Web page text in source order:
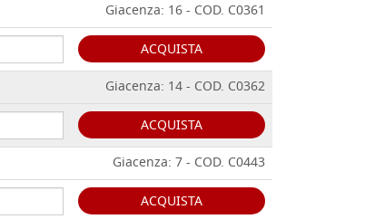
Giacenza: 16 - COD. C0361
ACQUISTA
Giacenza: 14 - COD. C0362
ACQUISTA
Giacenza: 7 - COD. C0443
ACQUISTA